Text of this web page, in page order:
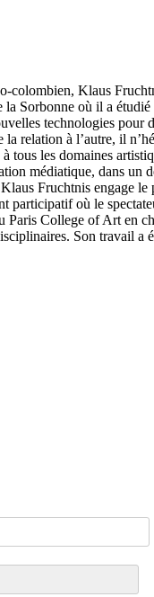
colombien, Klaus
Sorbonne où il a
technologies pour
relation à l’autre, il
tous les domaines
médiatique, dans un
Fruchtnis engage le
participatif où le
College of Art en
Son travail a